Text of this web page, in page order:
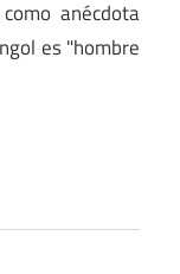
anécdota
es "hombre